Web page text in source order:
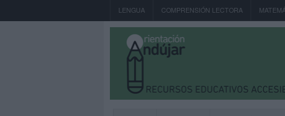
LENGUA COMPRENSIÓN LECTORA